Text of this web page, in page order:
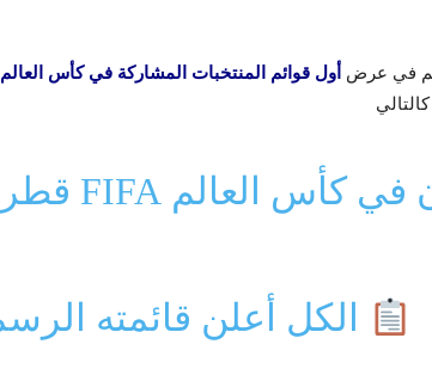
في عرض أول قوائم المنتخبات المشاركة في كأس العالم 2022
32 فريقًا يتنافسون في كأس العالم FIFA قطر